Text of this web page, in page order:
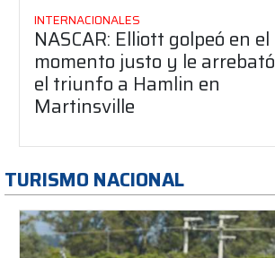
INTERNACIONALES
NASCAR: Elliott golpeó en el
momento justo y le arrebató
el triunfo a Hamlin en
Martinsville
TURISMO NACIONAL